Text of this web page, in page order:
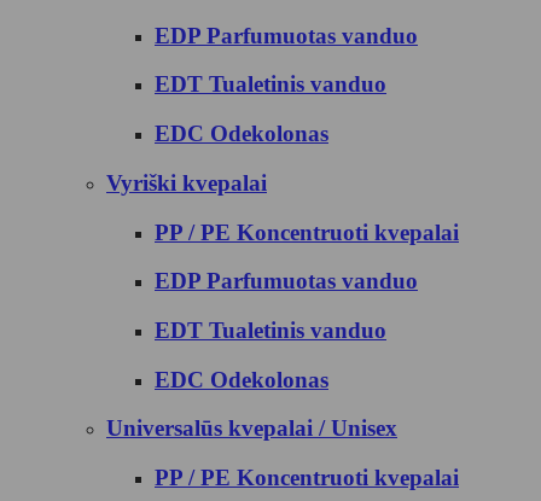
EDP Parfumuotas vanduo
EDT Tualetinis vanduo
EDC Odekolonas
Vyriški kvepalai
PP / PE Koncentruoti kvepalai
EDP Parfumuotas vanduo
EDT Tualetinis vanduo
EDC Odekolonas
Universalūs kvepalai / Unisex
PP / PE Koncentruoti kvepalai